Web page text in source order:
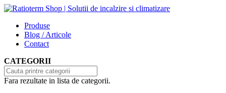
Produse
Blog / Articole
Contact
CATEGORII
Fara rezultate in lista de categorii.